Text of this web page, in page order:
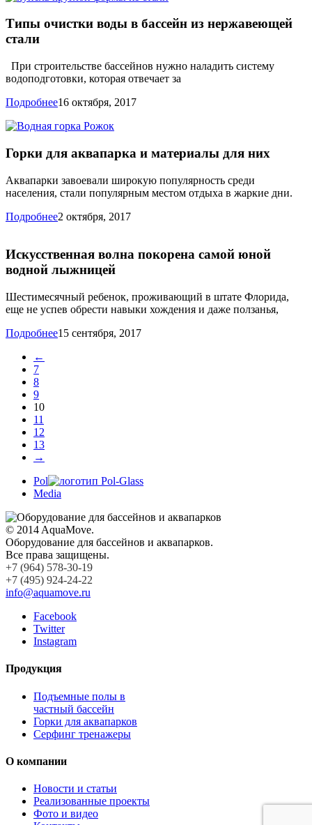
Типы очистки воды в бассейн из нержавеющей
стали
При строительстве бассейнов нужно наладить систему
водоподготовки, которая отвечает за
Подробнее16 октября, 2017
Горки для аквапарка и материалы для них
Аквапарки завоевали широкую популярность среди
населения, стали популярным местом отдыха в жаркие дни.
Подробнее2 октября, 2017
Искусственная волна покорена самой юной
водной лыжницей
Шестимесячный ребенок, проживающий в штате Флорида,
еще не успев обрести навыки хождения и даже ползанья,
Подробнее15 сентября, 2017
←
7
8
9
10
11
12
13
→
Pol
Media
© 2014 AquaMove.
Оборудование для бассейнов и аквапарков.
Все права защищены.
+7 (964) 578-30-19
+7 (495) 924-24-22
info@aquamove.ru
Facebook
Twitter
Instagram
Продукция
Подъемные полы в
частный бассейн
Горки для аквапарков
Серфинг тренажеры
О компании
Новости и статьи
Реализованные проекты
Фото и видео